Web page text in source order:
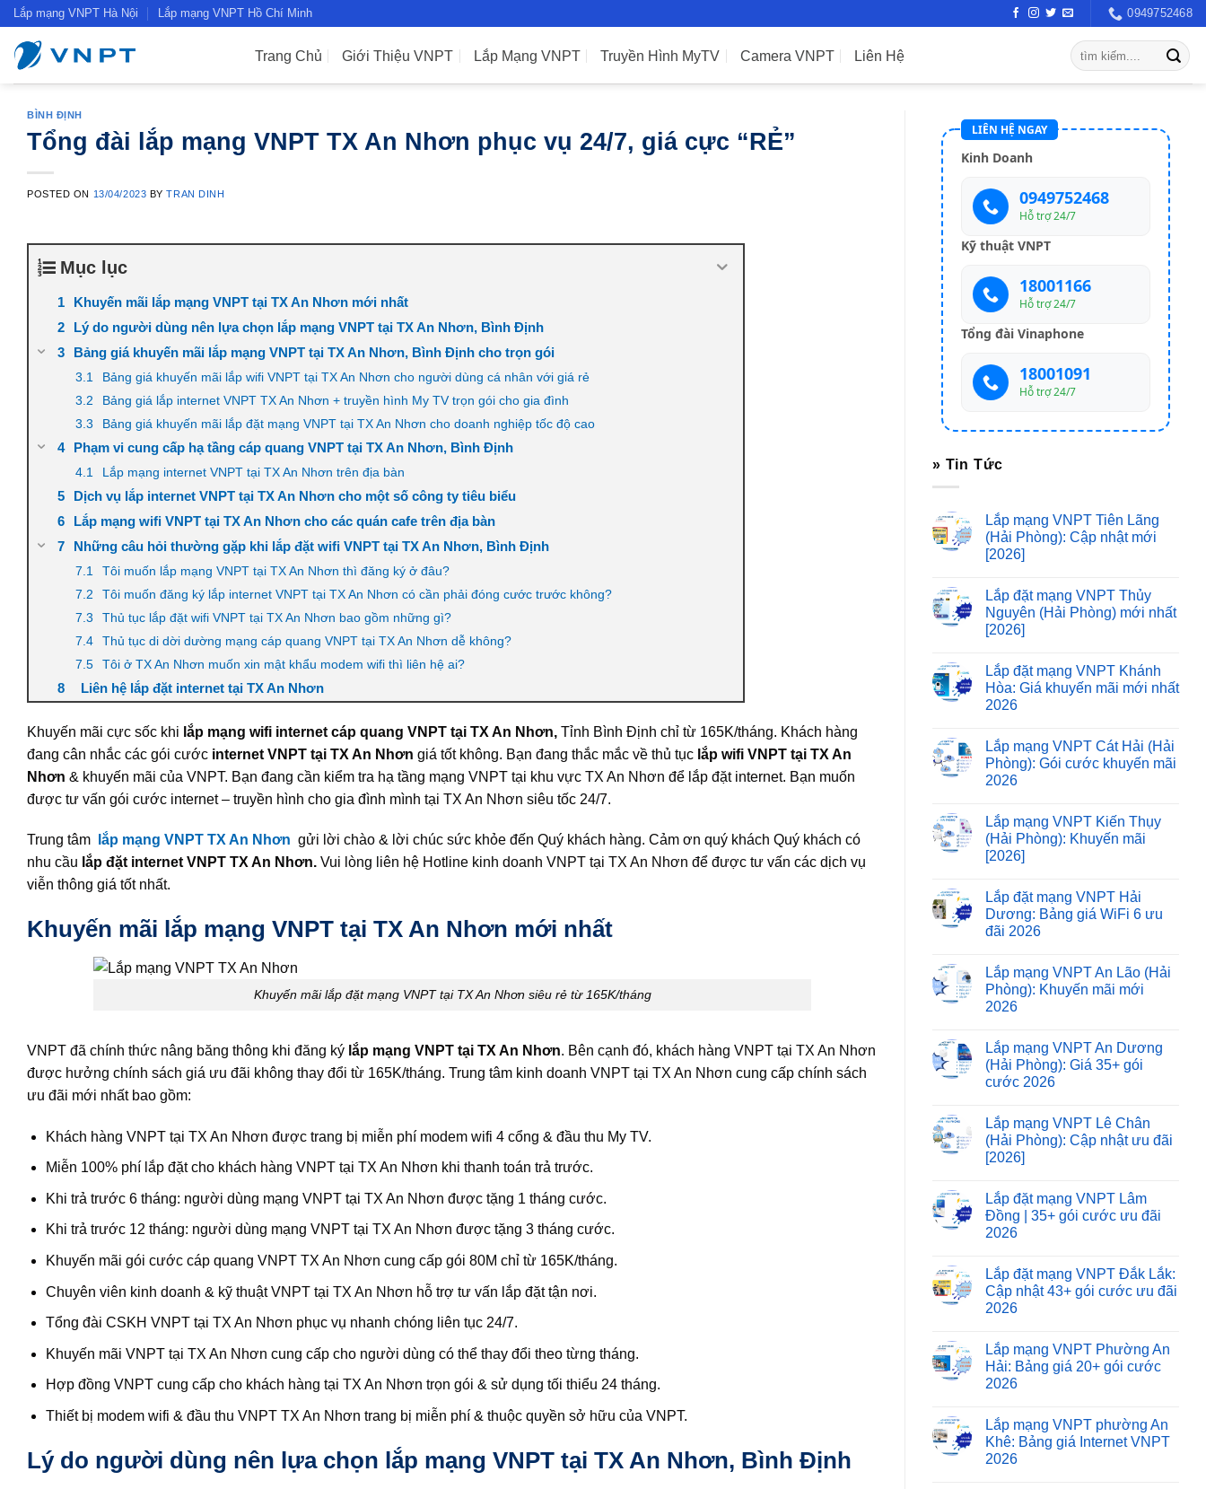
Skip
content
Lắp mạng VNPT Hà Nội Lắp mạng VNPT Hồ Chí Minh 0949752468
Trang Chủ Giới Thiệu VNPT Lắp Mạng VNPT Truyền Hình MyTV Camera VNPT Liên Hệ
BÌNH ĐỊNH
Tổng đài lắp mạng VNPT TX An Nhơn phục vụ 24/7, giá cực “RẺ”
POSTED ON 13/04/2023 BYTRAN DINH
Mục lục
Khuyến mãi lắp mạng VNPT tại TX An Nhơn mới nhất
Lý do người dùng nên lựa chọn lắp mạng VNPT tại TX An Nhơn, Bình Định
Bảng giá khuyến mãi lắp mạng VNPT tại TX An Nhơn, Bình Định cho trọn gói
Bảng giá khuyến mãi lắp wifi VNPT tại TX An Nhơn cho người dùng cá nhân với giá rẻ
Bảng giá lắp internet VNPT TX An Nhơn + truyền hình My TV trọn gói cho gia đình
Bảng giá khuyến mãi lắp đặt mạng VNPT tại TX An Nhơn cho doanh nghiệp tốc độ cao
Phạm vi cung cấp hạ tầng cáp quang VNPT tại TX An Nhơn, Bình Định
Lắp mạng internet VNPT tại TX An Nhơn trên địa bàn
Dịch vụ lắp internet VNPT tại TX An Nhơn cho một số công ty tiêu biểu
Lắp mạng wifi VNPT tại TX An Nhơn cho các quán cafe trên địa bàn
Những câu hỏi thường gặp khi lắp đặt wifi VNPT tại TX An Nhơn, Bình Định
Tôi muốn lắp mạng VNPT tại TX An Nhơn thì đăng ký ở đâu?
Tôi muốn đăng ký lắp internet VNPT tại TX An Nhơn có cần phải đóng cước trước không?
Thủ tục lắp đặt wifi VNPT tại TX An Nhơn bao gồm những gì?
Thủ tục di dời dường mạng cáp quang VNPT tại TX An Nhơn dễ không?
Tôi ở TX An Nhơn muốn xin mật khẩu modem wifi thì liên hệ ai?
Liên hệ lắp đặt internet tại TX An Nhơn
Khuyến mãi cực sốc khi lắp mạng wifi internet cáp quang VNPT tại TX An Nhơn, Tỉnh Bình Định chỉ từ 165K/tháng. Khách hàng
đang cân nhắc các gói cước internet VNPT tại TX An Nhơn giá tốt không. Bạn đang thắc mắc về thủ tục lắp wifi VNPT tại TX An
Nhơn & khuyến mãi của VNPT. Bạn đang cần kiểm tra hạ tầng mạng VNPT tại khu vực TX An Nhơn để lắp đặt internet. Bạn muốn
được tư vấn gói cước internet – truyền hình cho gia đình mình tại TX An Nhơn siêu tốc 24/7.
Trung tâm lắp mạng VNPT TX An Nhơn gửi lời chào & lời chúc sức khỏe đến Quý khách hàng. Cảm ơn quý khách Quý khách có
nhu cầu lắp đặt internet VNPT TX An Nhơn. Vui lòng liên hệ Hotline kinh doanh VNPT tại TX An Nhơn để được tư vấn các dịch vụ
viễn thông giá tốt nhất.
Khuyến mãi lắp mạng VNPT tại TX An Nhơn mới nhất
Khuyến mãi lắp đặt mạng VNPT tại TX An Nhơn siêu rẻ từ 165K/tháng
VNPT đã chính thức nâng băng thông khi đăng ký lắp mạng VNPT tại TX An Nhơn. Bên cạnh đó, khách hàng VNPT tại TX An Nhơn
được hưởng chính sách giá ưu đãi không thay đổi từ 165K/tháng. Trung tâm kinh doanh VNPT tại TX An Nhơn cung cấp chính sách
ưu đãi mới nhất bao gồm:
Khách hàng VNPT tại TX An Nhơn được trang bị miễn phí modem wifi 4 cổng & đầu thu My TV.
Miễn 100% phí lắp đặt cho khách hàng VNPT tại TX An Nhơn khi thanh toán trả trước.
Khi trả trước 6 tháng: người dùng mạng VNPT tại TX An Nhơn được tặng 1 tháng cước.
Khi trả trước 12 tháng: người dùng mạng VNPT tại TX An Nhơn được tặng 3 tháng cước.
Khuyến mãi gói cước cáp quang VNPT TX An Nhơn cung cấp gói 80M chỉ từ 165K/tháng.
Chuyên viên kinh doanh & kỹ thuật VNPT tại TX An Nhơn hỗ trợ tư vấn lắp đặt tận nơi.
Tổng đài CSKH VNPT tại TX An Nhơn phục vụ nhanh chóng liên tục 24/7.
Khuyến mãi VNPT tại TX An Nhơn cung cấp cho người dùng có thể thay đổi theo từng tháng.
Hợp đồng VNPT cung cấp cho khách hàng tại TX An Nhơn trọn gói & sử dụng tối thiểu 24 tháng.
Thiết bị modem wifi & đầu thu VNPT TX An Nhơn trang bị miễn phí & thuộc quyền sở hữu của VNPT.
Lý do người dùng nên lựa chọn lắp mạng VNPT tại TX An Nhơn, Bình Định
LIÊN HỆ NGAY
Kinh Doanh
0949752468
Hỗ trợ 24/7
Kỹ thuật VNPT
18001166
Hỗ trợ 24/7
Tổng đài Vinaphone
18001091
Hỗ trợ 24/7
» Tin Tức
Lắp mạng VNPT Tiên Lãng
(Hải Phòng): Cập nhật mới
[2026]
Lắp đặt mạng VNPT Thủy
Nguyên (Hải Phòng) mới nhất
[2026]
Lắp đặt mạng VNPT Khánh
Hòa: Giá khuyến mãi mới nhất
2026
Lắp mạng VNPT Cát Hải (Hải
Phòng): Gói cước khuyến mãi
2026
Lắp mạng VNPT Kiến Thụy
(Hải Phòng): Khuyến mãi
[2026]
Lắp đặt mạng VNPT Hải
Dương: Bảng giá WiFi 6 ưu
đãi 2026
Lắp mạng VNPT An Lão (Hải
Phòng): Khuyến mãi mới
2026
Lắp mạng VNPT An Dương
(Hải Phòng): Giá 35+ gói
cước 2026
Lắp mạng VNPT Lê Chân
(Hải Phòng): Cập nhật ưu đãi
[2026]
Lắp đặt mạng VNPT Lâm
Đồng | 35+ gói cước ưu đãi
2026
Lắp đặt mạng VNPT Đắk Lắk:
Cập nhật 43+ gói cước ưu đãi
2026
Lắp mạng VNPT Phường An
Hải: Bảng giá 20+ gói cước
2026
Lắp mạng VNPT phường An
Khê: Bảng giá Internet VNPT
2026